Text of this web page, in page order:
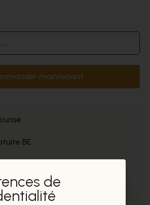
maintenant
BE
gratuit
de